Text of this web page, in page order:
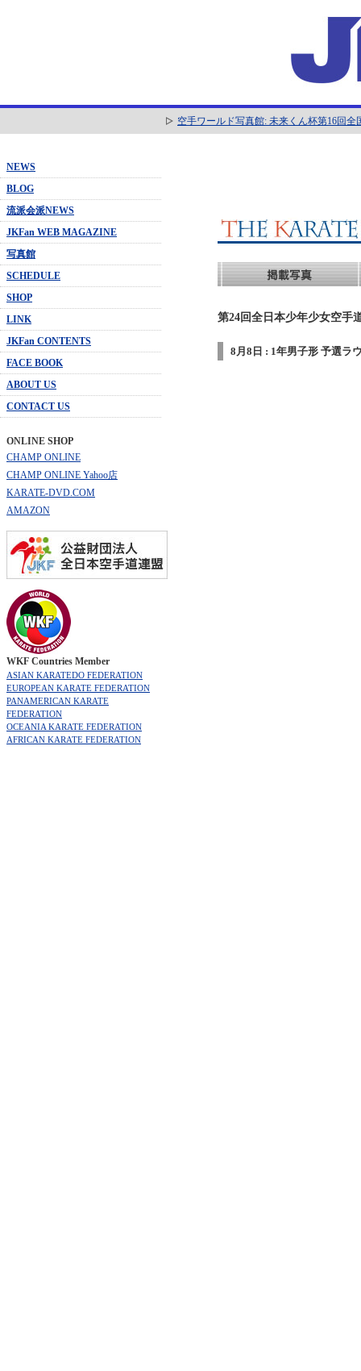
空手ワールド写真館: 未来くん杯第16回
NEWS
BLOG
流派会派NEWS
JKFan WEB MAGAZINE
写真館
SCHEDULE
SHOP
LINK
JKFan CONTENTS
FACE BOOK
ABOUT US
CONTACT US
ONLINE SHOP
CHAMP ONLINE
CHAMP ONLINE Yahoo店
KARATE-DVD.COM
AMAZON
WKF Countries Member
ASIAN KARATEDO FEDERATION
EUROPEAN KARATE FEDERATION
PANAMERICAN KARATE
FEDERATION
OCEANIA KARATE FEDERATION
AFRICAN KARATE FEDERATION
第24回全日本少年少女空手
8月8日 : 1年男子形 予選ラ